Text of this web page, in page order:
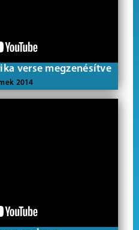
verse megzenésítve
2014